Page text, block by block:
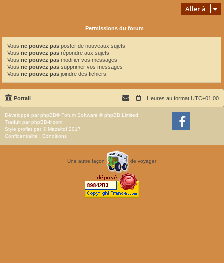
Aller à
Permissions du forum
Vous ne pouvez pas poster de nouveaux sujets
Vous ne pouvez pas répondre aux sujets
Vous ne pouvez pas modifier vos messages
Vous ne pouvez pas supprimer vos messages
Vous ne pouvez pas joindre des fichiers
Portail Heures au format UTC+01:00
Développé par phpBB® Forum Software © phpBB Limited
Traduit par phpBB-fr.com
Style proflat par © Mazeltof 2017
Confidentialité | Conditions
Une autre façon de voyager